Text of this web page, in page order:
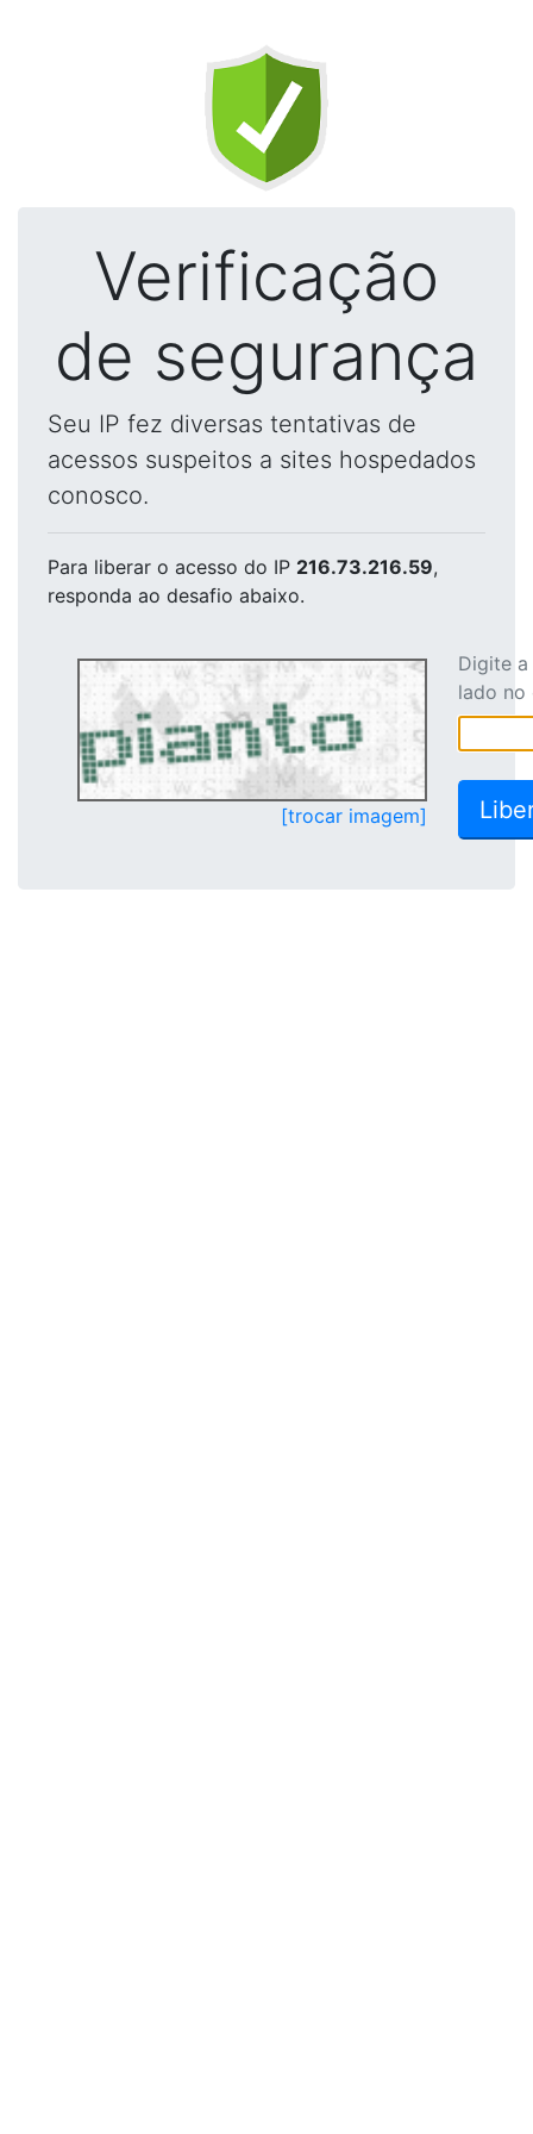
Verificação
de segurança
Seu IP fez diversas tentativas de
acessos suspeitos a sites hospedados
conosco.
Para liberar o acesso do IP 216.73.216.59,
responda ao desafio abaixo.
[trocar imagem]
Digite
lado no